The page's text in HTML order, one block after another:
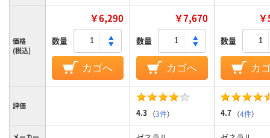
価格
(税込)
￥6,290
数量
カゴへ
￥7,670
数量
カゴへ
数量
カ
評価
4.3 （3件） 4.7 （4件）